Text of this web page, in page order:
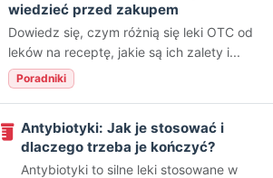
wiedzieć przed zakupem
Dowiedz się, czym różnią się leki OTC od
leków na receptę, jakie są ich zalety i...
Poradniki
Antybiotyki: Jak je stosować i
dlaczego trzeba je kończyć?
Antybiotyki to silne leki stosowane w